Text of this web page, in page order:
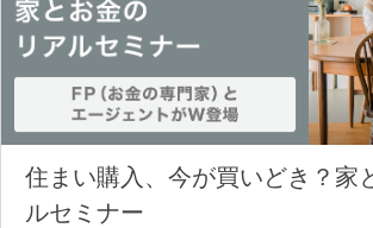
住まい購入、今が買いどき？家
ルセミナー